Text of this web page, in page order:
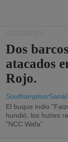
Dos
atacados
Rojo.
Southampton/
El buque indio
hundió, los hutíes
"NCC Wafa"